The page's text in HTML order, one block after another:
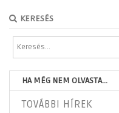
KERESÉS
HA MÉG NEM OLVASTA...
TOVÁBBI HÍREK